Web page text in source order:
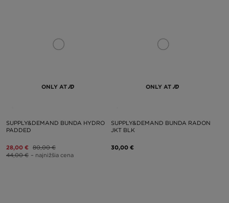
ONLY AT
SUPPLY&DEMAND BUNDA HYDRO
PADDED
28,00 € 80,00 €
44,00 € – najnižšia cena
ONLY AT
SUPPLY&DEMAND BUNDA RADON
JKT BLK
30,00 €